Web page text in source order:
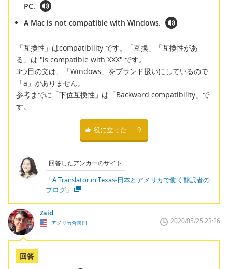
PC.
A Mac is not compatible with Windows.
「互換性」はcompatibility です。「互換」「互換性があ
る」は "is compatible with XXX" です。
3つ目の文は、「Windows」をブランド扱いにしているので
「a」がありません。
参考までに「下位互換性」は「Backward compatibility」で
す。
役に立った 9
回答したアンカーのサイト
「A Translator in Texas-日本とアメリカで働く翻訳者の
ブログ」
Zaid
アメリカ合衆国 2020/05/25 23:26
回答